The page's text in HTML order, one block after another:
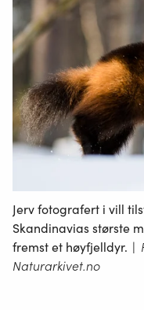
Jerv fotografert i vill
Skandinavias største
fremst et høyfjelldyr. |
Naturarkivet.no